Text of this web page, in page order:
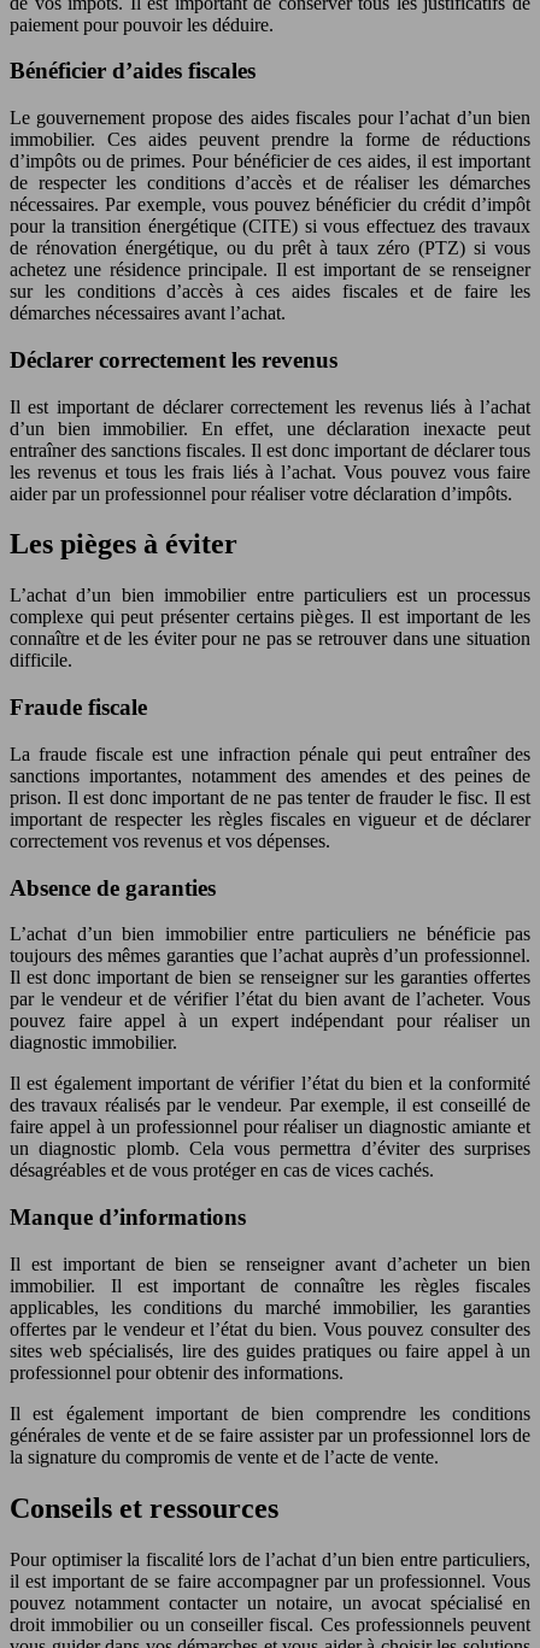
paiement pour pouvoir les déduire.
Bénéficier d’aides fiscales
Le gouvernement propose des aides fiscales pour l’achat d’un bien
immobilier. Ces aides peuvent prendre la forme de réductions
d’impôts ou de primes. Pour bénéficier de ces aides, il est important
de respecter les conditions d’accès et de réaliser les démarches
nécessaires. Par exemple, vous pouvez bénéficier du crédit d’impôt
pour la transition énergétique (CITE) si vous effectuez des travaux
de rénovation énergétique, ou du prêt à taux zéro (PTZ) si vous
achetez une résidence principale. Il est important de se renseigner
sur les conditions d’accès à ces aides fiscales et de faire les
démarches nécessaires avant l’achat.
Déclarer correctement les revenus
Il est important de déclarer correctement les revenus liés à l’achat
d’un bien immobilier. En effet, une déclaration inexacte peut
entraîner des sanctions fiscales. Il est donc important de déclarer tous
les revenus et tous les frais liés à l’achat. Vous pouvez vous faire
aider par un professionnel pour réaliser votre déclaration d’impôts.
Les pièges à éviter
L’achat d’un bien immobilier entre particuliers est un processus
complexe qui peut présenter certains pièges. Il est important de les
connaître et de les éviter pour ne pas se retrouver dans une situation
difficile.
Fraude fiscale
La fraude fiscale est une infraction pénale qui peut entraîner des
sanctions importantes, notamment des amendes et des peines de
prison. Il est donc important de ne pas tenter de frauder le fisc. Il est
important de respecter les règles fiscales en vigueur et de déclarer
correctement vos revenus et vos dépenses.
Absence de garanties
L’achat d’un bien immobilier entre particuliers ne bénéficie pas
toujours des mêmes garanties que l’achat auprès d’un professionnel.
Il est donc important de bien se renseigner sur les garanties offertes
par le vendeur et de vérifier l’état du bien avant de l’acheter. Vous
pouvez faire appel à un expert indépendant pour réaliser un
diagnostic immobilier.
Il est également important de vérifier l’état du bien et la conformité
des travaux réalisés par le vendeur. Par exemple, il est conseillé de
faire appel à un professionnel pour réaliser un diagnostic amiante et
un diagnostic plomb. Cela vous permettra d’éviter des surprises
désagréables et de vous protéger en cas de vices cachés.
Manque d’informations
Il est important de bien se renseigner avant d’acheter un bien
immobilier. Il est important de connaître les règles fiscales
applicables, les conditions du marché immobilier, les garanties
offertes par le vendeur et l’état du bien. Vous pouvez consulter des
sites web spécialisés, lire des guides pratiques ou faire appel à un
professionnel pour obtenir des informations.
Il est également important de bien comprendre les conditions
générales de vente et de se faire assister par un professionnel lors de
la signature du compromis de vente et de l’acte de vente.
Conseils et ressources
Pour optimiser la fiscalité lors de l’achat d’un bien entre particuliers,
il est important de se faire accompagner par un professionnel. Vous
pouvez notamment contacter un notaire, un avocat spécialisé en
droit immobilier ou un conseiller fiscal. Ces professionnels peuvent